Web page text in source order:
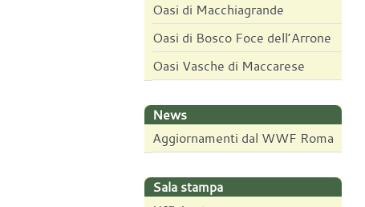
Oasi di Macchiagrande
Oasi di Bosco Foce dell’Arrone
Oasi Vasche di Maccarese
News
Aggiornamenti dal WWF Roma
Sala stampa